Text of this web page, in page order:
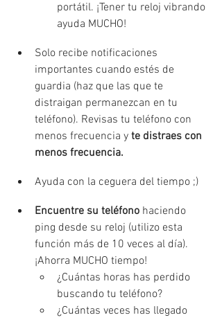
portátil. ¡Tener tu reloj vibrando
ayuda MUCHO!
Solo recibe notificaciones
importantes cuando estés de
guardia (haz que las que te
distraigan permanezcan en tu
teléfono). Revisas tu teléfono con
menos frecuencia y te distraes con
menos frecuencia.
Ayuda con la ceguera del tiempo ;)
Encuentre su teléfono haciendo
ping desde su reloj (utilizo esta
función más de 10 veces al día).
¡Ahorra MUCHO tiempo!
¿Cuántas horas has perdido
buscando tu teléfono?
¿Cuántas veces has llegado